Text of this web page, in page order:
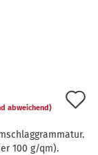
abweichend)
100 g/qm).